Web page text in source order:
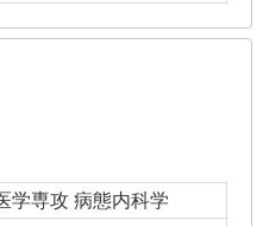
学専攻 病態内科学